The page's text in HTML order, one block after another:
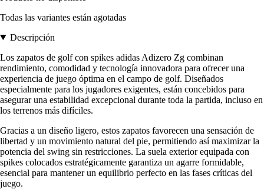
Todas las variantes están agotadas
Descripción
Los zapatos de golf con spikes adidas Adizero Zg combinan
rendimiento, comodidad y tecnología innovadora para ofrecer una
experiencia de juego óptima en el campo de golf. Diseñados
especialmente para los jugadores exigentes, están concebidos para
asegurar una estabilidad excepcional durante toda la partida, incluso en
los terrenos más difíciles.
Gracias a un diseño ligero, estos zapatos favorecen una sensación de
libertad y un movimiento natural del pie, permitiendo así maximizar la
potencia del swing sin restricciones. La suela exterior equipada con
spikes colocados estratégicamente garantiza un agarre formidable,
esencial para mantener un equilibrio perfecto en las fases críticas del
juego.